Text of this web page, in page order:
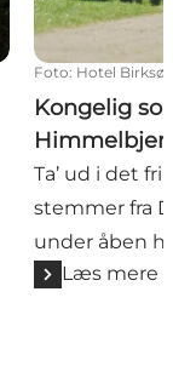
Foto: Hotel Birksø
Kongelig
Ta’ ud i det
stemmer fra
under åben
Læs mere